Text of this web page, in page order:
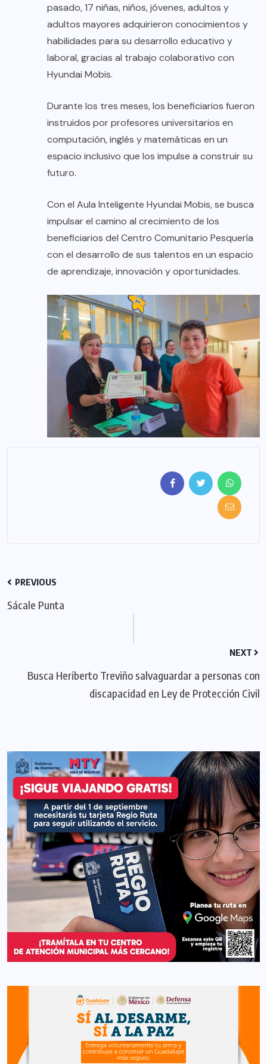
pasado, 17 niñas, niños, jóvenes, adultos y
adultos mayores adquirieron conocimientos y
habilidades para su desarrollo educativo y
laboral, gracias al trabajo colaborativo con
Hyundai Mobis.
Durante los tres meses, los beneficiarios fueron
instruidos por profesores universitarios en
computación, inglés y matemáticas en un
espacio inclusivo que los impulse a construir su
futuro.
Con el Aula Inteligente Hyundai Mobis, se busca
impulsar el camino al crecimiento de los
beneficiarios del Centro Comunitario Pesquería
con el desarrollo de sus talentos en un espacio
de aprendizaje, innovación y oportunidades.
PREVIOUS
Sácale Punta
NEXT
Busca Heriberto Treviño salvaguardar a personas con
discapacidad en Ley de Protección Civil